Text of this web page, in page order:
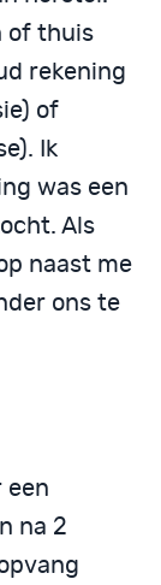
of thuis
rekening
of
Ik
was een
Als
naast me
ons te
een
na 2